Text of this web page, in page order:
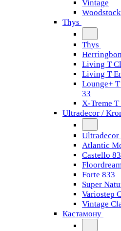
Vintage
Woodstock
Thys
Thys
Living T
Living T
Lounge+
33
X-Treme
Ultradecor /
Ultradecor
Atlantic
Castello
Forte 833
Super
Variostep
Vintage
Кастамону